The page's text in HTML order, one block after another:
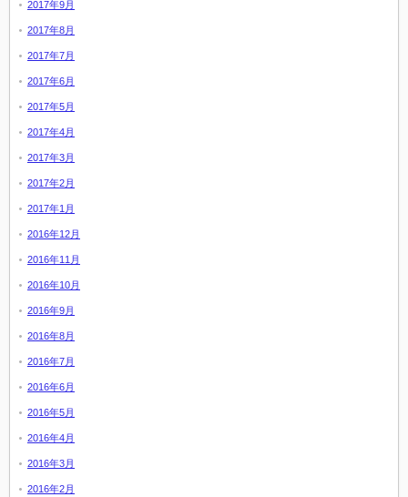
2017年9月
2017年8月
2017年7月
2017年6月
2017年5月
2017年4月
2017年3月
2017年2月
2017年1月
2016年12月
2016年11月
2016年10月
2016年9月
2016年8月
2016年7月
2016年6月
2016年5月
2016年4月
2016年3月
2016年2月